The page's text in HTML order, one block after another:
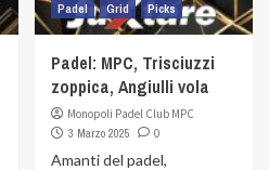
Padel Grid Picks
Padel: MPC, Trisciuzzi
zoppica, Angiulli vola
Monopoli Padel Club MPC
3 Marzo 2025
0
Amanti del padel,